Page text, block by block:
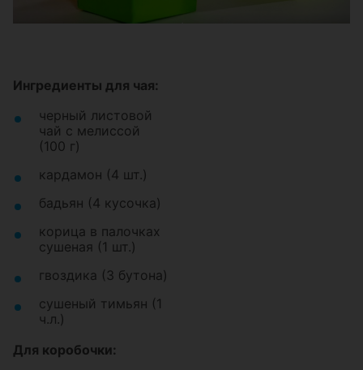
Ингредиенты для чая:
черный листовой
чай с мелиссой
(100 г)
кардамон (4 шт.)
бадьян (4 кусочка)
корица в палочках
сушеная (1 шт.)
гвоздика (3 бутона)
сушеный тимьян (1
ч.л.)
Для коробочки: